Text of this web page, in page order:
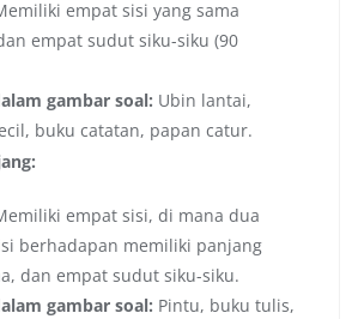
empat sisi yang sama
empat sudut siku-siku (90
gambar soal: Ubin lantai,
buku catatan, papan catur.
empat sisi, di mana dua
berhadapan memiliki panjang
dan empat sudut siku-siku.
gambar soal: Pintu, buku tulis,